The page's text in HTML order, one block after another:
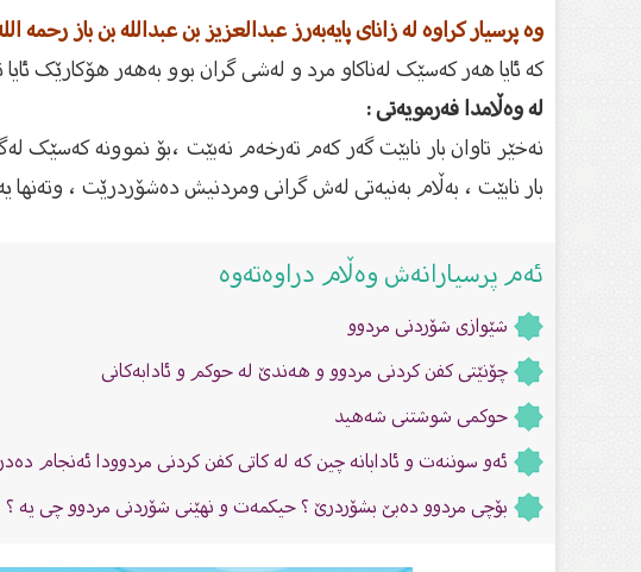
وە پرسیار کراوە لە زاناى پایەبەرز عبدالعزیز بن عبدالله بن باز رحمه
کە ئایا هەر کەسێک لەناکاو مرد و لەشی گران بوو بەهەر هۆکارێک ئایا
لە وەڵامدا فەرمویەتى :
نەخێر تاوان بار نابێت گەر کەم تەرخەم نەبێت ،بۆ نموونە کەسێک
بار نابێت ، بەڵام بەنیەتی لەش گرانی ومردنیش دەشۆردرێت ،
ئەم پرسیارانەش وەڵام دراوەتەوە
شێوازی شۆردنی مردوو
چۆنێتى کفن کردنی مردوو و هەندێ لە حوکم و ئادابەکانى
حوکمی شوشتنی شەهید
ئەو سوننەت و ئادابانە چین کە لە کاتى كفن كردنی مردوودا ئەنجام
بۆچى مردوو دەبێ بشۆردرێ ؟ حیکمەت و نهێنى شۆردنى مردوو چی یە ؟